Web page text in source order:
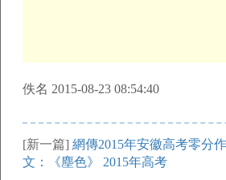
佚名 2015-08-23 08:54:40
[新一篇] 網傳2015年安徽高考零分作
文：《塵色》 2015年高考